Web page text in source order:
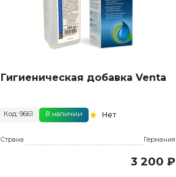
Гигиеническая добавка Venta
Код: 9661 В наличии Нет
Страна Германия
3 200 ₽